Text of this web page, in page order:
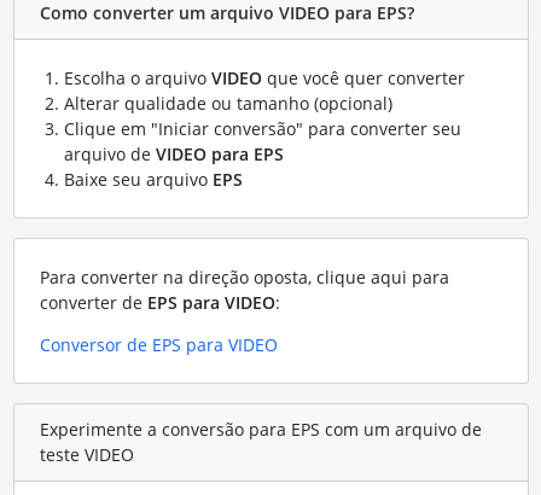
Como converter um arquivo VIDEO para EPS?
Escolha o arquivo VIDEOque você quer converter
Alterar qualidade ou tamanho (opcional)
Clique em "Iniciar conversão" para converter seu
arquivo de VIDEO para EPS
Baixe seu arquivo EPS
Para converter na direção oposta, clique aqui para
converter de EPS para VIDEO:
Conversor de EPS para VIDEO
Experimente a conversão para EPS com um arquivo de
teste VIDEO